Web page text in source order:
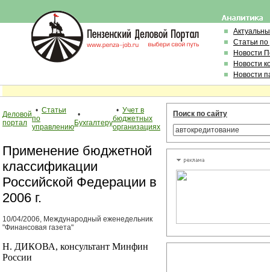
Статьи
Новости
Новости
Новости
Деловой
портал
• Статьи
по
управлению
•
Бухгалтеру
• Учет в
бюджетных
организациях
Применение бюджетной
классификации
Российской Федерации в
2006 г.
10/04/2006, Международный еженедельник
"Финансовая газета"
Н. ДИКОВА, консультант Минфин
России
Поиск по сайту